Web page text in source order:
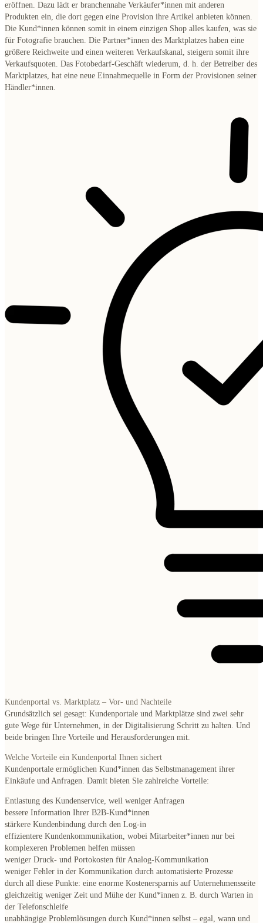
eröffnen. Dazu lädt er branchennahe Verkäufer*innen mit anderen
Produkten ein, die dort gegen eine Provision ihre Artikel anbieten können.
Die Kund*innen können somit in einem einzigen Shop alles kaufen, was sie
für Fotografie brauchen. Die Partner*innen des Marktplatzes haben eine
größere Reichweite und einen weiteren Verkaufskanal, steigern somit ihre
Verkaufsquoten. Das Fotobedarf-Geschäft wiederum, d. h. der Betreiber des
Marktplatzes, hat eine neue Einnahmequelle in Form der Provisionen seiner
Händler*innen.
Kundenportal vs. Marktplatz – Vor- und Nachteile
Grundsätzlich sei gesagt: Kundenportale und Marktplätze sind zwei sehr
gute Wege für Unternehmen, in der Digitalisierung Schritt zu halten. Und
beide bringen Ihre Vorteile und Herausforderungen mit.
Welche Vorteile ein Kundenportal Ihnen sichert
Kundenportale ermöglichen Kund*innen das Selbstmanagement ihrer
Einkäufe und Anfragen. Damit bieten Sie zahlreiche Vorteile:
Entlastung des Kundenservice, weil weniger Anfragen
bessere Information Ihrer B2B-Kund*innen
stärkere Kundenbindung durch den Log-in
effizientere Kundenkommunikation, wobei Mitarbeiter*innen nur bei
komplexeren Problemen helfen müssen
weniger Druck- und Portokosten für Analog-Kommunikation
weniger Fehler in der Kommunikation durch automatisierte Prozesse
durch all diese Punkte: eine enorme Kostenersparnis auf Unternehmensseite
gleichzeitig weniger Zeit und Mühe der Kund*innen z. B. durch Warten in
der Telefonschleife
unabhängige Problemlösungen durch Kund*innen selbst – egal, wann und